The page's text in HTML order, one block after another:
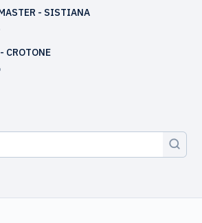
- SISTIANA
CROTONE